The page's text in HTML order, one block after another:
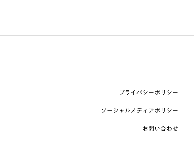
プライバシーポリシー
ソーシャルメディアポリシー
お問い合わせ